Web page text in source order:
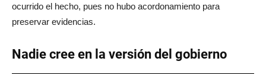
ocurrido el hecho, pues no hubo acordonamiento para
preservar evidencias.
Nadie cree en la versión del gobierno